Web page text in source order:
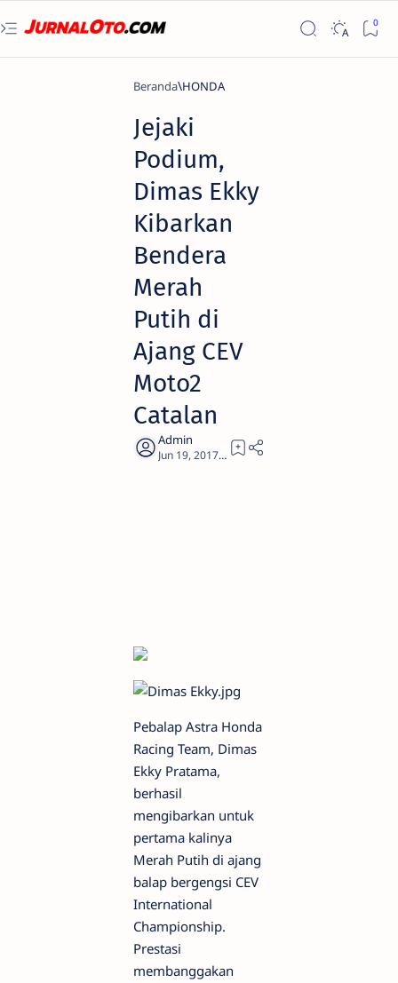
Beranda HONDA
Jejaki
Podium,
Dimas Ekky
Kibarkan
Bendera
Merah
Putih di
Ajang CEV
Moto2
Catalan
4
Pebalap Astra Honda
Racing Team, Dimas
Ekky Pratama,
berhasil
mengibarkan untuk
pertama kalinya
Merah Putih di ajang
balap bergengsi CEV
International
Championship.
Prestasi
membanggakan